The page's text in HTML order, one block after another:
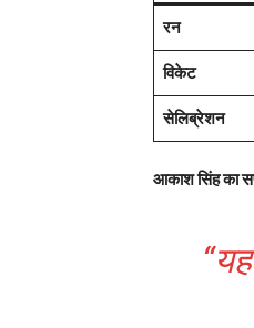
रन
विकेट
सेलिब्रेशन
आकाश सिंह का